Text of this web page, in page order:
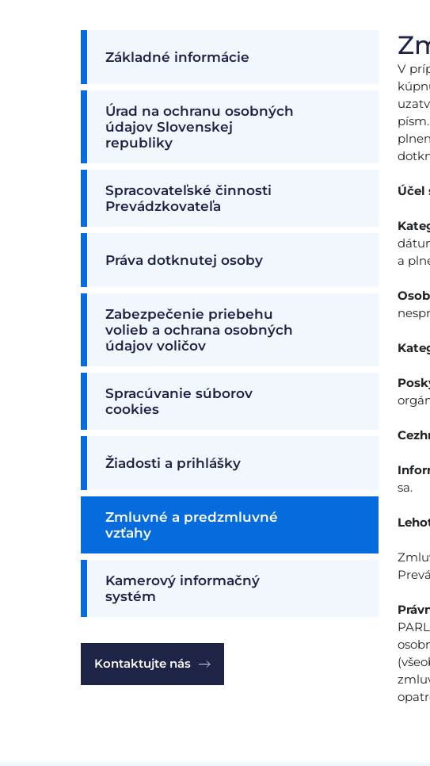
Základné informácie
Úrad na ochranu osobných
údajov Slovenskej
republiky
Spracovateľské činnosti
Prevádzkovateľa
Práva dotknutej osoby
Zabezpečenie priebehu
volieb a ochrana osobných
údajov voličov
Spracúvanie súborov
cookies
Žiadosti a prihlášky
Zmluvné a predzmluvné
vzťahy
Kamerový informačný
systém
Kontaktujte nás
V
Účel
a
sa.